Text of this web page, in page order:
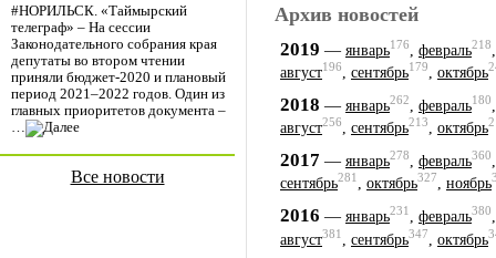
#НОРИЛЬСК. «Таймырский
телеграф» – На сессии
Законодательного собрания края
депутаты во втором чтении
приняли бюджет-2020 и плановый
период 2021–2022 годов. Один из
главных приоритетов документа –
…
Все новости
Архив новостей
2019 — январь176 февраль218
август196, сентябрь179, октябрь
2018 — январь262 февраль180
август256, сентябрь213, октябрь
2017 — январь278 февраль360
сентябрь281, октябрь327, ноябрь
2016 — январь231 февраль380
август381 сентябрь347 октябрь